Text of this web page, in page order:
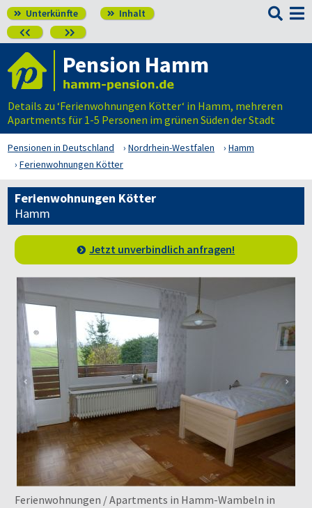
 Unterkünfte  Inhalt
 

Pension Hamm
Details zu ‘Ferienwohnungen Kötter‘ in Hamm, mehreren
Apartments für 1-5 Personen im grünen Süden der Stadt
Pensionen in Deutschland Nordrhein-Westfalen
Hamm
Ferienwohnungen Kötter
Ferienwohnungen Kötter
Hamm
Jetzt unverbindlich anfragen!
Ferienwohnungen / Apartments in Hamm-Wambeln in